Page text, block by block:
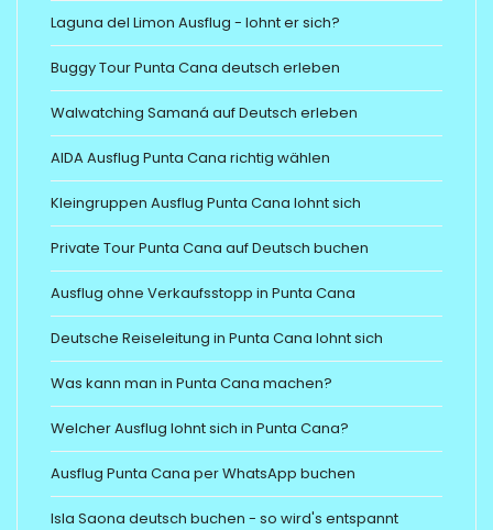
Laguna del Limon Ausflug - lohnt er sich?
Buggy Tour Punta Cana deutsch erleben
Walwatching Samaná auf Deutsch erleben
AIDA Ausflug Punta Cana richtig wählen
Kleingruppen Ausflug Punta Cana lohnt sich
Private Tour Punta Cana auf Deutsch buchen
Ausflug ohne Verkaufsstopp in Punta Cana
Deutsche Reiseleitung in Punta Cana lohnt sich
Was kann man in Punta Cana machen?
Welcher Ausflug lohnt sich in Punta Cana?
Ausflug Punta Cana per WhatsApp buchen
Isla Saona deutsch buchen - so wird's entspannt